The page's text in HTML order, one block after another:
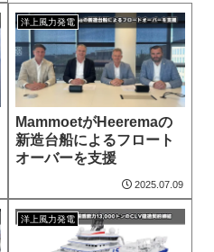
洋上風力発電
MammoetがHeeremaの
新造台船によるフロート
オーバーを支援
2025.07.09
洋上風力発電